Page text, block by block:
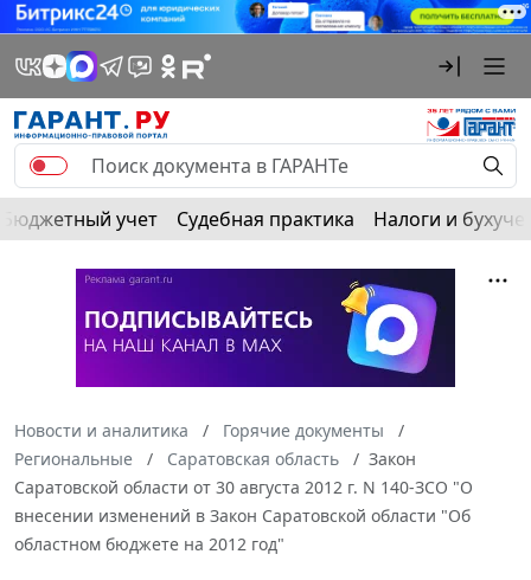
Бюджетный учет Судебная практика Налоги и
Новости и аналитика
Горячие документы
Региональные
Саратовская область
Закон
Саратовской области от 30 августа 2012 г. N 140-ЗСО "О
внесении изменений в Закон Саратовской области "Об
областном бюджете на 2012 год"